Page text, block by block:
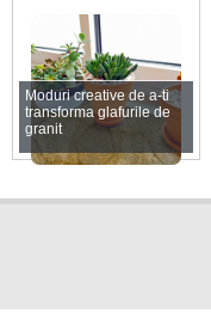
Moduri creative de a-ti
transforma glafurile de
granit